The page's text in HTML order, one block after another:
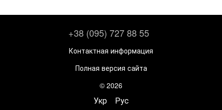
+38 (095) 727 88 55
Контактная информация
Полная версия сайта
© 2026
Укр Рус